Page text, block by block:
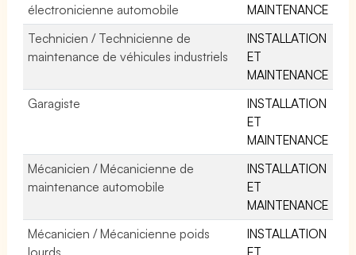
électronicienne automobile
MAINTENANCE
Technicien / Technicienne de
maintenance de véhicules industriels
INSTALLATION
ET
MAINTENANCE
Garagiste
INSTALLATION
ET
MAINTENANCE
Mécanicien / Mécanicienne de
maintenance automobile
INSTALLATION
ET
MAINTENANCE
Mécanicien / Mécanicienne poids
lourds
INSTALLATION
ET